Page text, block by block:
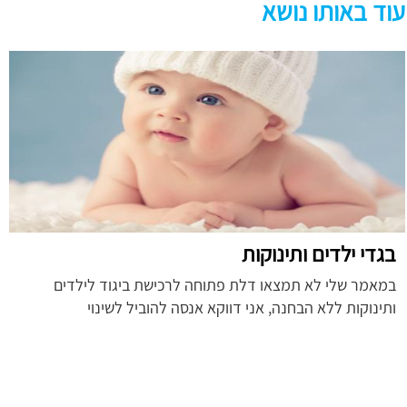
עוד באותו נושא
בגדי ילדים ותינוקות
במאמר שלי לא תמצאו דלת פתוחה לרכישת ביגוד לילדים
ותינוקות ללא הבחנה, אני דווקא אנסה להוביל לשינוי